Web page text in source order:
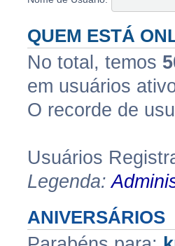
QUEM ESTÁ
No total, temos
em usuários
O recorde de
Usuários
Legenda:
ANIVERSÁRIOS